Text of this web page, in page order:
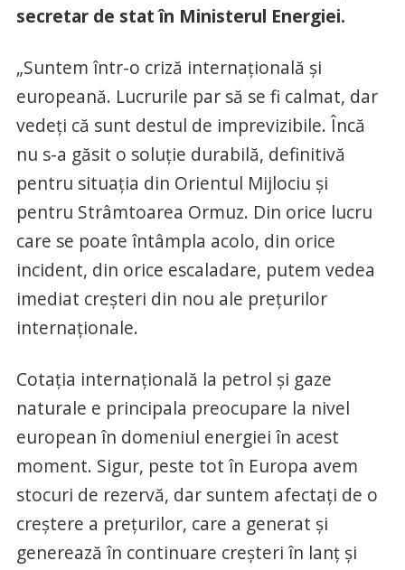
secretar de stat în Ministerul Energiei.
„Suntem într-o criză internaţională şi
europeană. Lucrurile par să se fi calmat, dar
vedeţi că sunt destul de imprevizibile. Încă
nu s-a găsit o soluţie durabilă, definitivă
pentru situaţia din Orientul Mijlociu şi
pentru Strâmtoarea Ormuz. Din orice lucru
care se poate întâmpla acolo, din orice
incident, din orice escaladare, putem vedea
imediat creşteri din nou ale preţurilor
internaţionale.
Cotaţia internaţională la petrol şi gaze
naturale e principala preocupare la nivel
european în domeniul energiei în acest
moment. Sigur, peste tot în Europa avem
stocuri de rezervă, dar suntem afectaţi de o
creştere a preţurilor, care a generat şi
generează în continuare creşteri în lanţ şi